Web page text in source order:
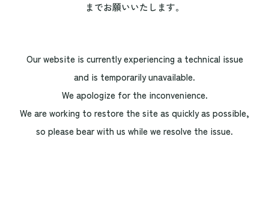
までお願いいたします。
Our website is currently experiencing a technical issue
and is temporarily unavailable.
We apologize for the inconvenience.
We are working to restore the site as quickly as possible,
so please bear with us while we resolve the issue.